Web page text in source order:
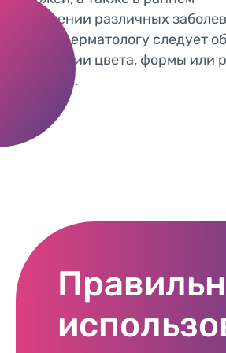
выявлении различных
того, к дерматологу следует
изменении цвета, формы или
родинки.